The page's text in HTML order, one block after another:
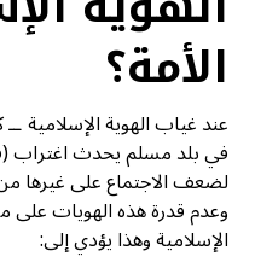
الأمة؟
عند غياب الهوية الإسلامية
في بلد مسلم يحدث اغتراب
لضعف الاجتماع على غيرها
وعدم قدرة هذه الهويات على
الإسلامية وهذا يؤدي إلى: